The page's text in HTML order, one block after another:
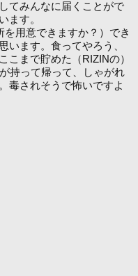
てみんなに届くことがで
ます。
を用意できますか？）でき
います。食ってやろう、
こまで貯めた（RIZINの）
持って帰って、しゃがれ
毒されそうで怖いですよ